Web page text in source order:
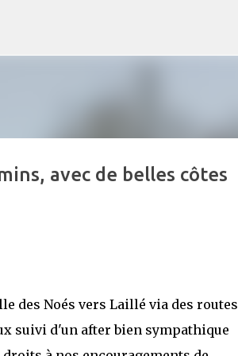
avec de belles côtes
des Noés vers Laillé via des routes
suivi d'un after bien sympathique